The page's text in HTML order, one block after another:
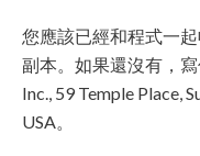
您應該已經和程式一
副本。如果還沒有，
Inc., 59 Temple Place,
USA。